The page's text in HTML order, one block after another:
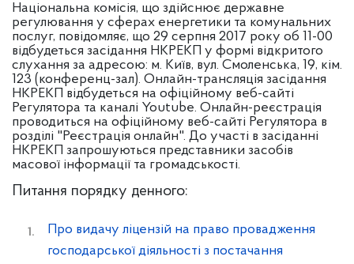
Національна комісія, що здійснює державне
регулювання у сферах енергетики та комунальних
послуг, повідомляє, що 29 серпня 2017 року об 11-00
відбудеться засідання НКРЕКП у формі відкритого
слухання за адресою: м. Київ, вул. Смоленська, 19, кім.
123 (конференц-зал). Онлайн-трансляція засідання
НКРЕКП відбудеться на офіційному веб-сайті
Регулятора та каналі Youtube. Онлайн-реєстрація
проводиться на офіційному веб-сайті Регулятора в
розділі "Реєстрація онлайн". До участі в засіданні
НКРЕКП запрошуються представники засобів
масової інформації та громадськості.
Питання порядку денного:
Про видачу ліцензій на право провадження
господарської діяльності з постачання